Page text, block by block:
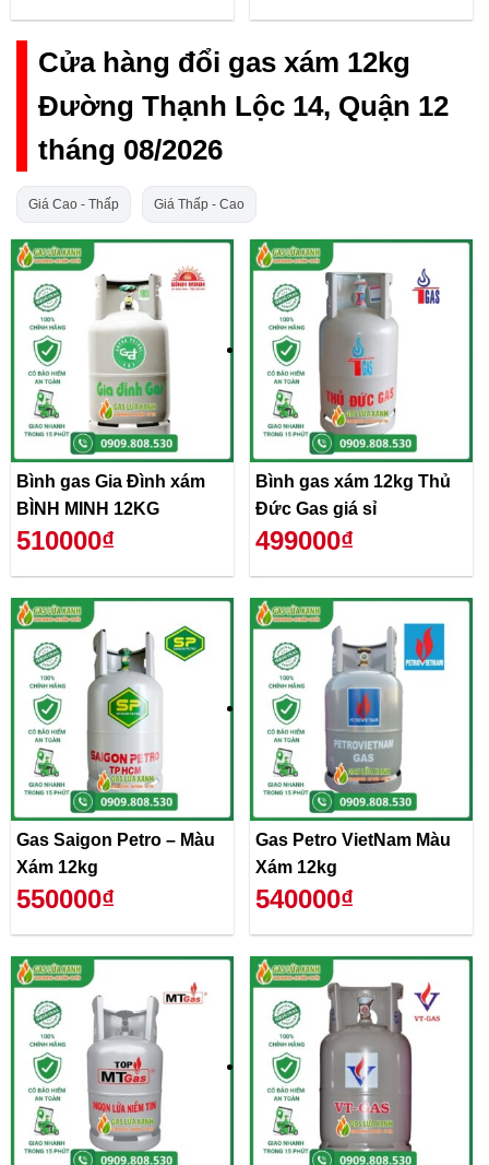
Cửa hàng đổi gas xám 12kg
Đường Thạnh Lộc 14, Quận 12
tháng 08/2026
Giá Cao - Thấp Giá Thấp - Cao
Bình gas Gia Đình xám
BÌNH MINH 12KG
510000₫
Bình gas xám 12kg Thủ
Đức Gas giá sỉ
499000₫
Gas Saigon Petro – Màu
Xám 12kg
550000₫
Gas Petro VietNam Màu
Xám 12kg
540000₫